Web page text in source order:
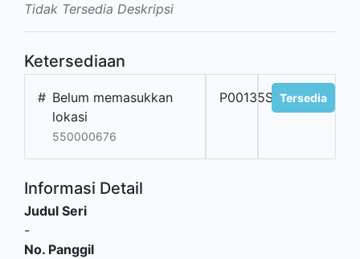
Tidak Tersedia Deskripsi
Ketersediaan
# Belum memasukkan
lokasi
550000676
P00135S Tersedia
Informasi Detail
Judul Seri
-
No. Panggil